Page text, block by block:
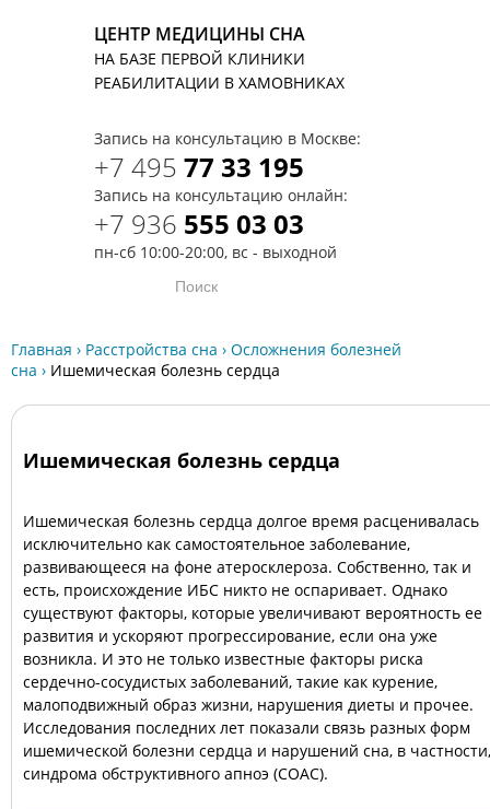
ЦЕНТР МЕДИЦИНЫ СНА
НА БАЗЕ ПЕРВОЙ КЛИНИКИ
РЕАБИЛИТАЦИИ В ХАМОВНИКАХ
Запись на консультацию в Москве:
+7 495 77 33 195
Запись на консультацию онлайн:
+7 936 555 03 03
пн-сб 10:00-20:00, вс - выходной
Главная › Расстройства сна › Осложнения болезней
сна › Ишемическая болезнь сердца
Ишемическая болезнь сердца
Ишемическая болезнь сердца долгое время расценивалась
исключительно как самостоятельное заболевание,
развивающееся на фоне атеросклероза. Собственно, так и
есть, происхождение ИБС никто не оспаривает. Однако
существуют факторы, которые увеличивают вероятность ее
развития и ускоряют прогрессирование, если она уже
возникла. И это не только известные факторы риска
сердечно-сосудистых заболеваний, такие как курение,
малоподвижный образ жизни, нарушения диеты и прочее.
Исследования последних лет показали связь разных форм
ишемической болезни сердца и нарушений сна, в частности,
синдрома обструктивного апноэ (СОАС).